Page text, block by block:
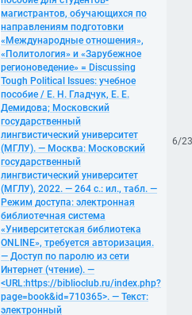
магистрантов, обучающихся по
направлениям подготовки
«Международные отношения»,
«Политология» и «Зарубежное
регионоведение» = Discussing
Tough Political Issues: учебное
пособие / Е. Н. Гладчук, Е. Е.
Демидова; Московский
государственный
лингвистический университет
(МГЛУ). — Москва: Московский
государственный
лингвистический университет
(МГЛУ), 2022. — 264 с.: ил., табл. —
Режим доступа: электронная
библиотечная система
«Университетская библиотека
ONLINE», требуется авторизация.
— Доступ по паролю из сети
Интернет (чтение). —
<URL:https://biblioclub.ru/index.php?
page=book&id=710365>. — Текст:
электронный
6/